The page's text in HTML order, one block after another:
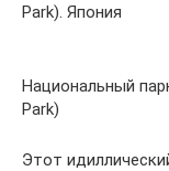
Park). Япония
Национальный
Park)
Этот